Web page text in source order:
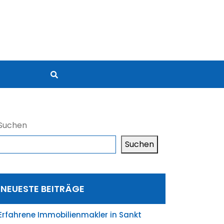
Suchen
NEUESTE BEITRÄGE
Immobilienmakler in Sankt